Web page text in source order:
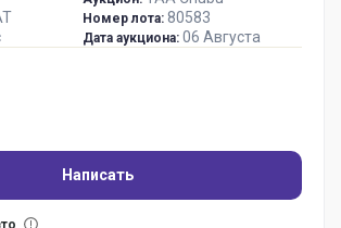
Номер лота: 80583
Дата аукциона: 06 Августа
Написать